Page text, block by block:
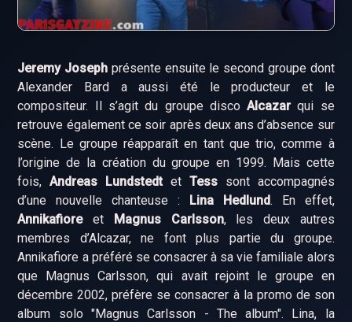
Jeremy Joseph présente ensuite le second groupe dont
Alexander Bard a aussi été le producteur et le
compositeur. Il s’agit du groupe discoAlcazarqui se
retrouve également ce soir après deux ans d’absence sur
scène. Le groupe réapparaît en tant que trio, comme à
l’origine de la création du groupe en 1999. Mais cette
fois,Andreas Lundstedtet Tesssont accompagnés
d’une nouvelle chanteuse : Lina Hedlund. En effet,
Annikafioreet Magnus Carlsson, les deux autres
membres d’Alcazar, ne font plus partie du groupe.
Annikafiore a préféré se consacrer à sa vie familiale alors
que Magnus Carlsson, qui avait rejoint le groupe en
décembre 2002, préfère se consacrer à la promo de son
album solo "Magnus Carlsson - The album". Lina, la